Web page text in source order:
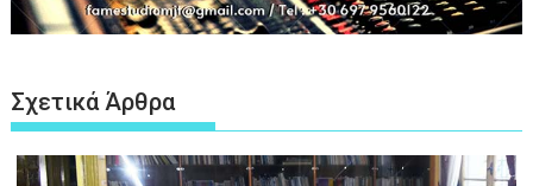
Σχετικά Άρθρα